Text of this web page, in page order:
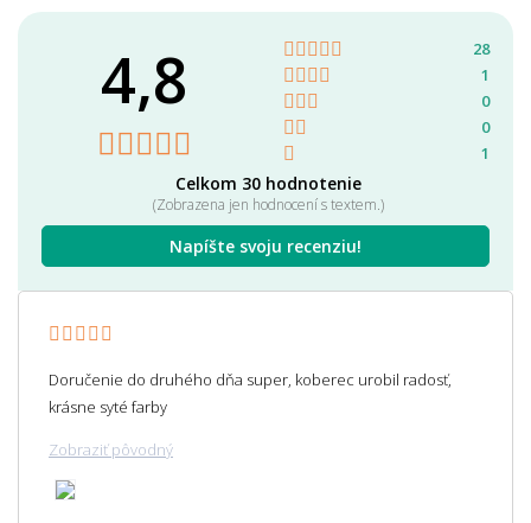
4,8
Celkom 30 hodnotenie
(Zobrazena jen hodnocení s textem.)
Napíšte svoju recenziu!
28
1
0
0
1
Doručenie do druhého dňa super, koberec urobil radosť,
krásne syté farby
Zobraziť pôvodný